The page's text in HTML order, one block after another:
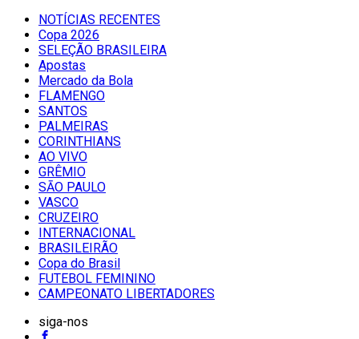
NOTÍCIAS RECENTES
Copa 2026
SELEÇÃO BRASILEIRA
Apostas
Mercado da Bola
FLAMENGO
SANTOS
PALMEIRAS
CORINTHIANS
AO VIVO
GRÊMIO
SĀO PAULO
VASCO
CRUZEIRO
INTERNACIONAL
BRASILEIRÃO
Copa do Brasil
FUTEBOL FEMININO
CAMPEONATO LIBERTADORES
siga-nos